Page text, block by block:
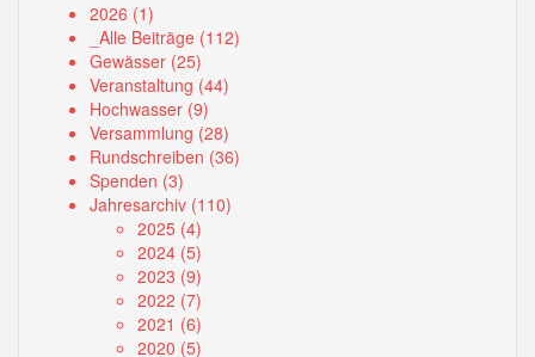
2026 (1)
_Alle Beiträge (112)
Gewässer (25)
Veranstaltung (44)
Hochwasser (9)
Versammlung (28)
Rundschreiben (36)
Spenden (3)
Jahresarchiv (110)
2025 (4)
2024 (5)
2023 (9)
2022 (7)
2021 (6)
2020 (5)